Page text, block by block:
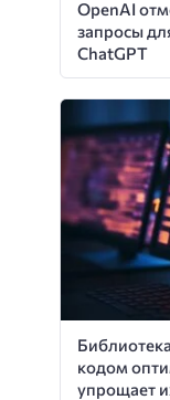
OpenAI
запросы
ChatGPT
кодом
упрощает